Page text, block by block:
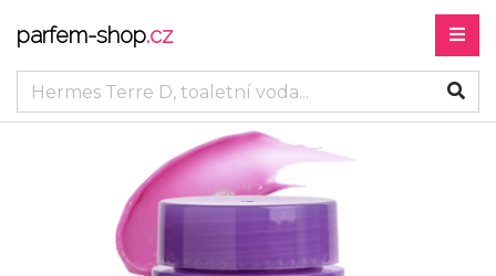
parfem-shop.cz